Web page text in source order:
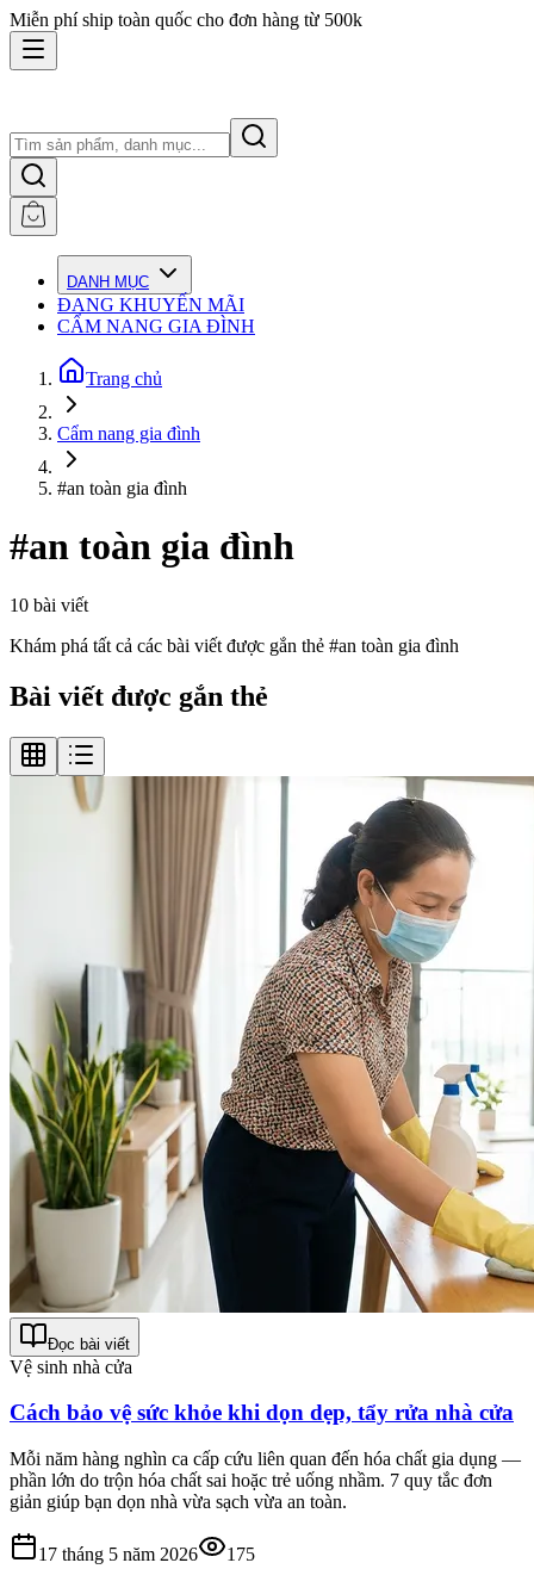
Miễn phí ship toàn quốc cho đơn hàng từ 500k
DANH MỤC
ĐANG KHUYẾN MÃI
CẨM NANG GIA ĐÌNH
Trang chủ
Cẩm nang gia đình
#an toàn gia đình
#an toàn gia đình
10 bài viết
Khám phá tất cả các bài viết được gắn thẻ #an toàn gia đình
Bài viết được gắn thẻ
Đọc bài viết
Vệ sinh nhà cửa
Cách bảo vệ sức khỏe khi dọn dẹp, tẩy rửa nhà cửa
Mỗi năm hàng nghìn ca cấp cứu liên quan đến hóa chất gia dụng —
phần lớn do trộn hóa chất sai hoặc trẻ uống nhầm. 7 quy tắc đơn
giản giúp bạn dọn nhà vừa sạch vừa an toàn.
17 tháng 5 năm 2026 175